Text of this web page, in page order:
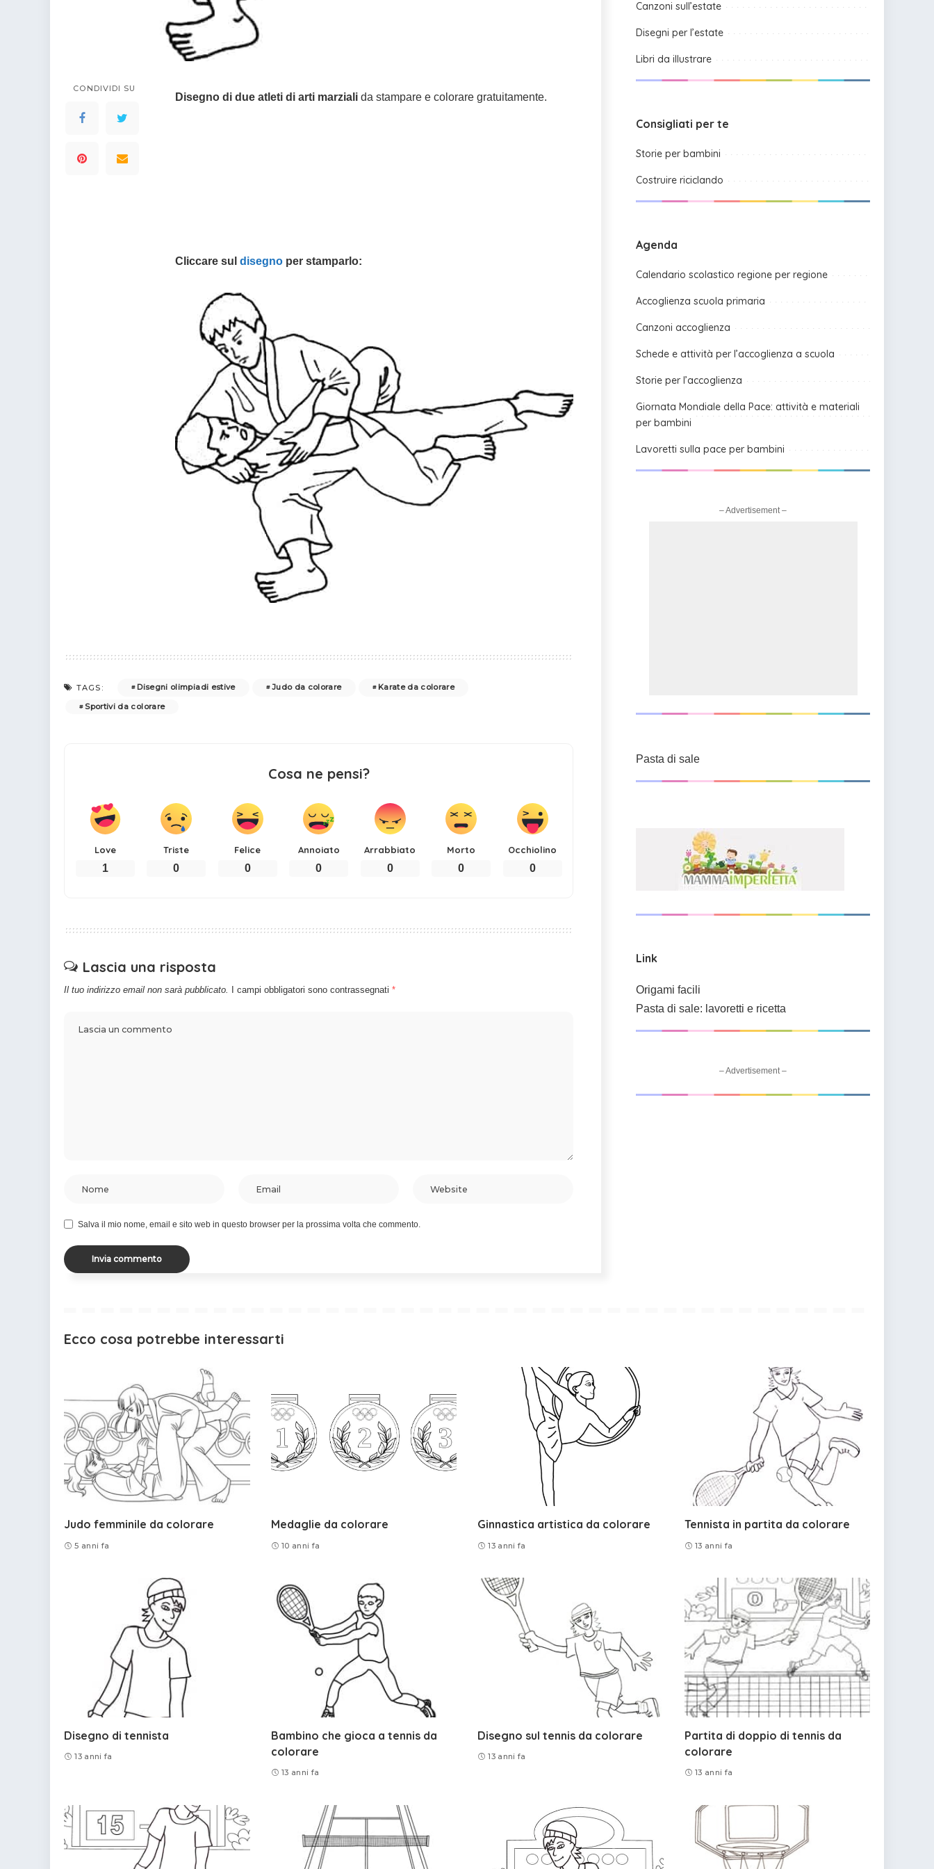
Supereroi da colorare
DIsegni di Avengers da
Disegni per il catechismo
colorare
Indovinelli per bambini
CONDIVIDI SU
Disegno di due atleti di arti marziali da stampare e colorare gratuitamente.
Cliccare sul disegno per stamparlo:
TAGS: Disegni olimpiadi estive Judo da colorare
Karate da colorare
Sportivi da colorare
Cosa ne pensi?
Love
1
Triste
0
Felice
0
Annoiato
0
Arrabbiato
0
Morto
0
Occhiolino
0
Lascia una risposta
Il tuo indirizzo email non sarà pubblicato. I campi obbligatori sono contrassegnati *
Salva il mio nome, email e sito web in questo browser per la prossima volta che commento.
Canzoni sull’estate
Disegni per l’estate
Libri da illustrare
Consigliati per te
Storie per bambini
Costruire riciclando
Agenda
Calendario scolastico regione per regione
Accoglienza scuola primaria
Canzoni accoglienza
Schede e attività per l’accoglienza a scuola
Storie per l’accoglienza
Giornata Mondiale della Pace: attività e materiali
per bambini
Lavoretti sulla pace per bambini
– Advertisement –
Pasta di sale
Link
Origami facili
Pasta di sale: lavoretti e ricetta
– Advertisement –
Ecco cosa potrebbe interessarti
Judo femminile da colorare
5 anni fa
Medaglie da colorare
10 anni fa
Ginnastica artistica da colorare
13 anni fa
Tennista in partita da colorare
13 anni fa
Disegno di tennista
13 anni fa
Bambino che gioca a tennis da
colorare
13 anni fa
Disegno sul tennis da colorare
13 anni fa
Partita di doppio di tennis da
colorare
13 anni fa